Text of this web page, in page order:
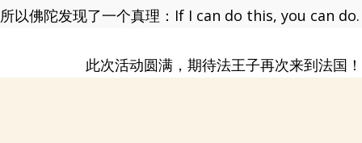
所以佛陀发现了一个真理：If I can do this, you can do.
此次活动圆满，期待法王子再次来到法国！